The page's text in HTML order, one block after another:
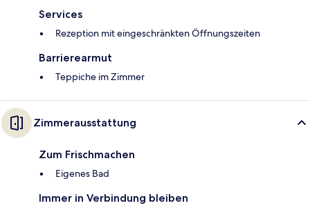
Services
Rezeption mit eingeschränkten Öffnungszeiten
Barrierearmut
Teppiche im Zimmer
Zimmerausstattung
Zum Frischmachen
Eigenes Bad
Immer in Verbindung bleiben